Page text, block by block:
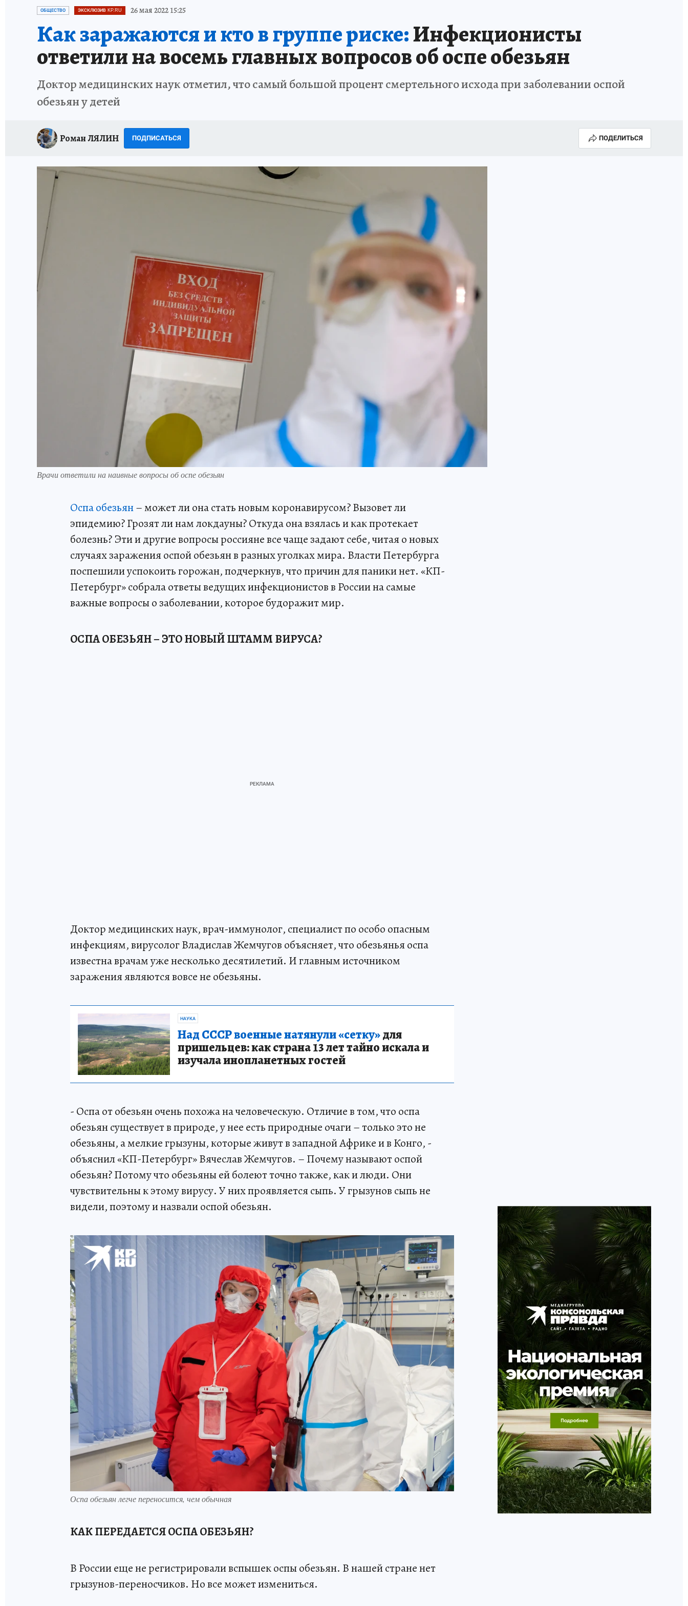
ПЕТЕРБУРГСКАЯ СТРОЙКА НЕИЗВЕСТНАЯ БЛОКАДА
ОБЩЕСТВО ЭКСКЛЮЗИВ KP.RU 26 мая 2022 15:25
Как заражаются и кто в группе риске:Инфекционисты
ответили на восемь главных вопросов об оспе обезьян
Доктор медицинских наук отметил, что самый большой процент смертельного исхода при заболевании оспой
обезьян у детей
Роман ЛЯЛИН ПОДПИСАТЬСЯ ПОДЕЛИТЬСЯ
Врачи ответили на наивные вопросы об оспе обезьян
Оспа обезьян– может ли она стать новым коронавирусом? Вызовет ли
эпидемию? Грозят ли нам локдауны? Откуда она взялась и как протекает
болезнь? Эти и другие вопросы россияне все чаще задают себе, читая о новых
случаях заражения оспой обезьян в разных уголках мира. Власти Петербурга
поспешили успокоить горожан, подчеркнув, что причин для паники нет. «КП-
Петербург» собрала ответы ведущих инфекционистов в России на самые
важные вопросы о заболевании, которое будоражит мир.
ОСПА ОБЕЗЬЯН – ЭТО НОВЫЙ ШТАММ ВИРУСА?
Доктор медицинских наук, врач-иммунолог, специалист по особо опасным
инфекциям, вирусолог Владислав Жемчугов объясняет, что обезьянья оспа
известна врачам уже несколько десятилетий. И главным источником
заражения являются вовсе не обезьяны.
НАУКА
Над СССР военные натянули «сетку»для
пришельцев: как страна 13 лет тайно искала и
изучала инопланетных гостей
- Оспа от обезьян очень похожа на человеческую. Отличие в том, что оспа
обезьян существует в природе, у нее есть природные очаги – только это не
обезьяны, а мелкие грызуны, которые живут в западной Африке и в Конго, -
объяснил «КП-Петербург» Вячеслав Жемчугов. – Почему называют оспой
обезьян? Потому что обезьяны ей болеют точно также, как и люди. Они
чувствительны к этому вирусу. У них проявляется сыпь. У грызунов сыпь не
видели, поэтому и назвали оспой обезьян.
Оспа обезьян легче переносится, чем обычная
КАК ПЕРЕДАЕТСЯ ОСПА ОБЕЗЬЯН?
В России еще не регистрировали вспышек оспы обезьян. В нашей стране нет
грызунов-переносчиков. Но все может измениться.